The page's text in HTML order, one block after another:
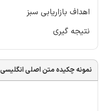
اهداف بازاریابی سبز
نتیجه گیری
نمونه چکیده متن اصلی انگلیسی